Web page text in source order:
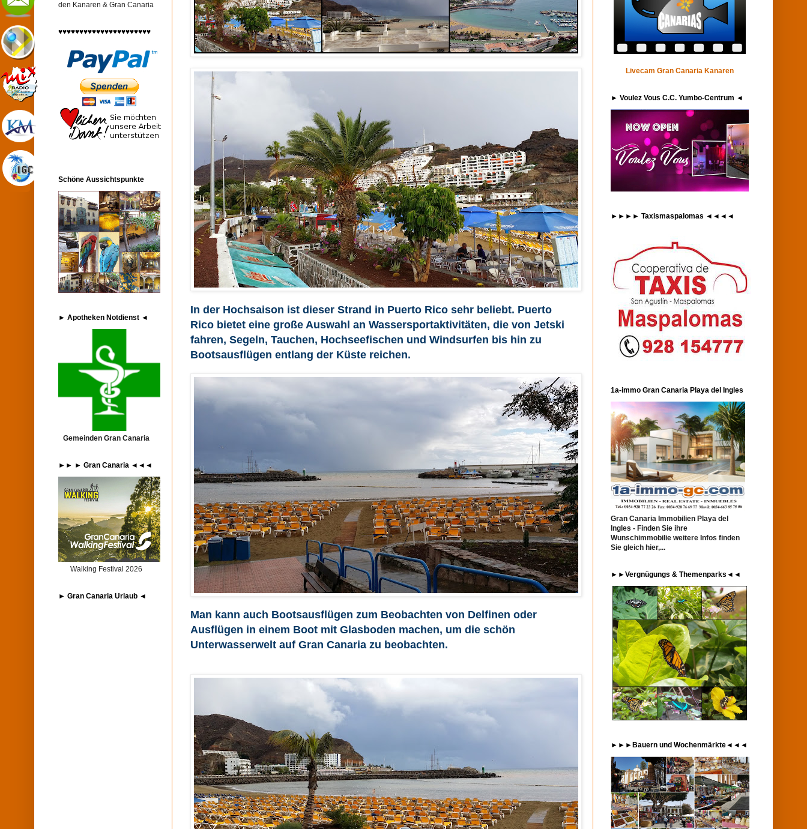
In der Hochsaison ist dieser Strand in Puerto Rico sehr beliebt. Puerto
Rico bietet eine große Auswahl an Wassersportaktivitäten, die von Jetski
fahren, Segeln, Tauchen, Hochseefischen und Windsurfen bis hin zu
Bootsausflügen entlang der Küste reichen.
Man kann auch Bootsausflügen zum Beobachten von Delfinen oder
Ausflügen in einem Boot mit Glasboden machen, um die schön
Unterwasserwelt auf Gran Canaria zu beobachten.
den Kanaren & Gran Canaria
♥♥♥♥♥♥♥♥♥♥♥♥♥♥♥♥♥♥♥♥♥♥
Schöne Aussichtspunkte
► Apotheken Notdienst ◄
Gemeinden Gran Canaria
►► ► Gran Canaria ◄◄◄
Walking Festival 2026
► Gran Canaria Urlaub ◄
Livecam Gran Canaria Kanaren
► Voulez Vous C.C. Yumbo-Centrum ◄
►►►► Taxismaspalomas ◄◄◄◄
1a-immo Gran Canaria Playa del Ingles
Gran Canaria Immobilien Playa del
Ingles - Finden Sie ihre
Wunschimmobilie weitere Infos finden
Sie gleich hier,...
►►Vergnügungs & Themenparks◄◄
►►►Bauern und Wochenmärkte◄◄◄